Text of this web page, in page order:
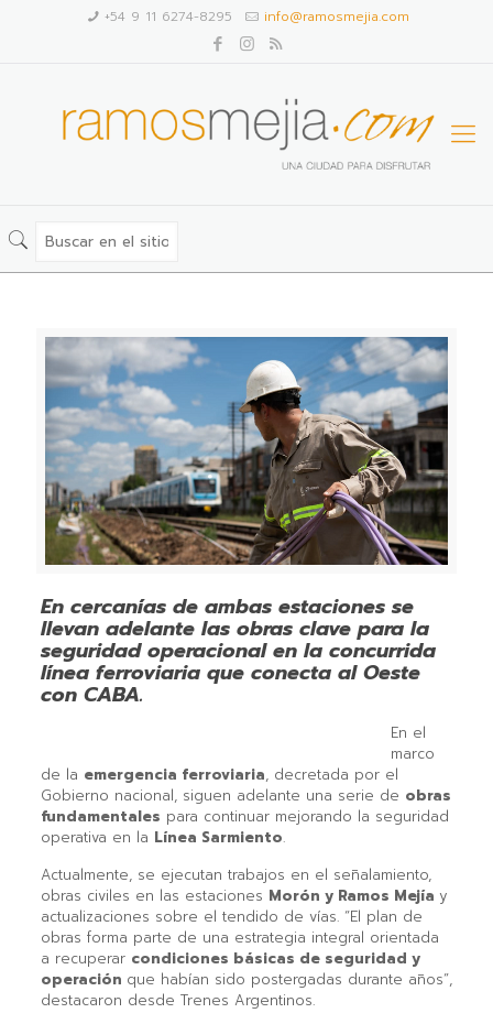
+54 9 11 6274-8295 info@ramosmejia.com
En cercanías de ambas estaciones se
llevan adelante las obras clave para la
seguridad operacional en la concurrida
línea ferroviaria que conecta al Oeste
con CABA.
En el
marco
de la emergencia ferroviaria, decretada por el
Gobierno nacional, siguen adelante una serie de obras
fundamentales para continuar mejorando la seguridad
operativa en la Línea Sarmiento.
Actualmente, se ejecutan trabajos en el señalamiento,
obras civiles en las estaciones Morón y Ramos Mejía y
actualizaciones sobre el tendido de vías. “El plan de
obras forma parte de una estrategia integral orientada
a recuperar condiciones básicas de seguridad y
operación que habían sido postergadas durante años”,
destacaron desde Trenes Argentinos.